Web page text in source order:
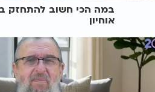
במה הכי חשוב להתחזק
אוחיון